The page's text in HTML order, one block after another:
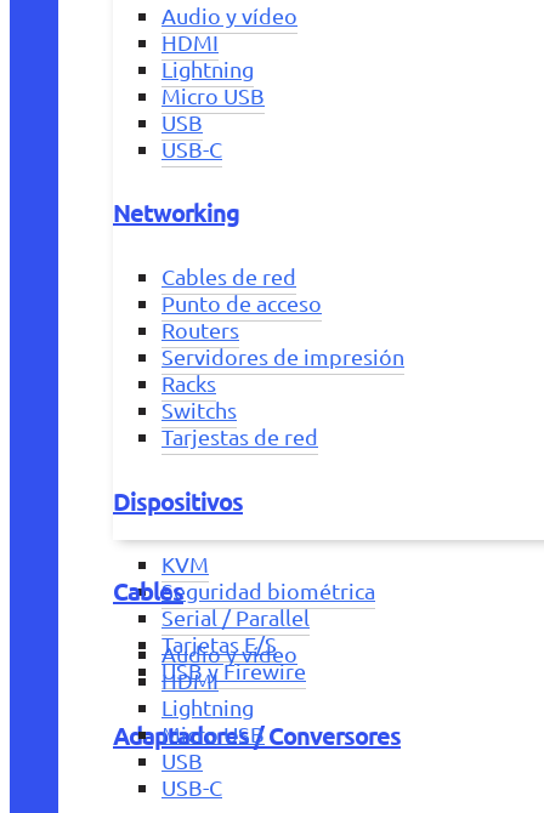
Audio y vídeo
HDMI
Lightning
Micro USB
USB
USB-C
Networking
Cables de red
Punto de acceso
Routers
Servidores de impresión
Racks
Switchs
Tarjestas de red
Dispositivos
KVM
Seguridad biométrica
Serial / Parallel
Tarjetas E/S
USB y Firewire
Adaptadores / Conversores
Cables
Audio y vídeo
HDMI
Lightning
Micro USB
USB
USB-C